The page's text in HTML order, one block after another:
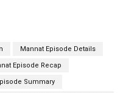
Mannat Episode Details
Episode Recap
Summary